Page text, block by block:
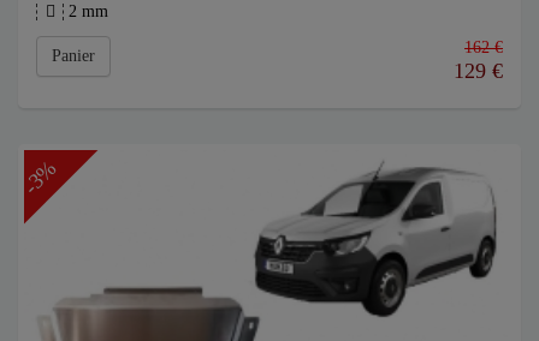
2 mm
Panier 162 €
129 €
-3%